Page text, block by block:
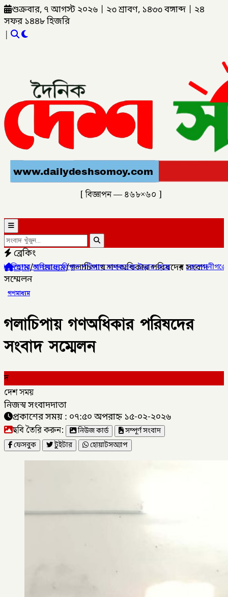
শুক্রবার, ৭ আগস্ট ২০২৬ ২৩ শ্রাবণ, ১৪৩৩ বঙ্গাব্দ
২৪
সফর ১৪৪৮ হিজরি
|
[ বিজ্ঞাপন — ৪৬৮×৬০ ]
ব্রেকিং
পরিমাণ মাদকদ্রব্য উদ্ধার করে✦কোম্পানীগঞ্জে জুলাই
হোম/গণমাধ্যম/গলাচিপায় গণঅধিকার পরিষদের সংবাদ
সম্মেলন
গণমাধ্যম
গলাচিপায় গণঅধিকার পরিষদের
সংবাদ সম্মেলন
দ
দেশ সময়
নিজস্ব সংবাদদাতা
প্রকাশের সময় : ০৭:৫০ অপরাহ্ন ১৫-০২-২০২৬
ছবি তৈরি করুন: নিউজ কার্ড
সম্পূর্ণ সংবাদ
ফেসবুক
টুইটার হোয়াটসঅ্যাপ